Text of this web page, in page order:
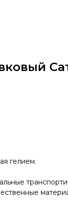
гелием.